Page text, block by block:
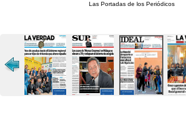
Las Portadas de los Periódicos